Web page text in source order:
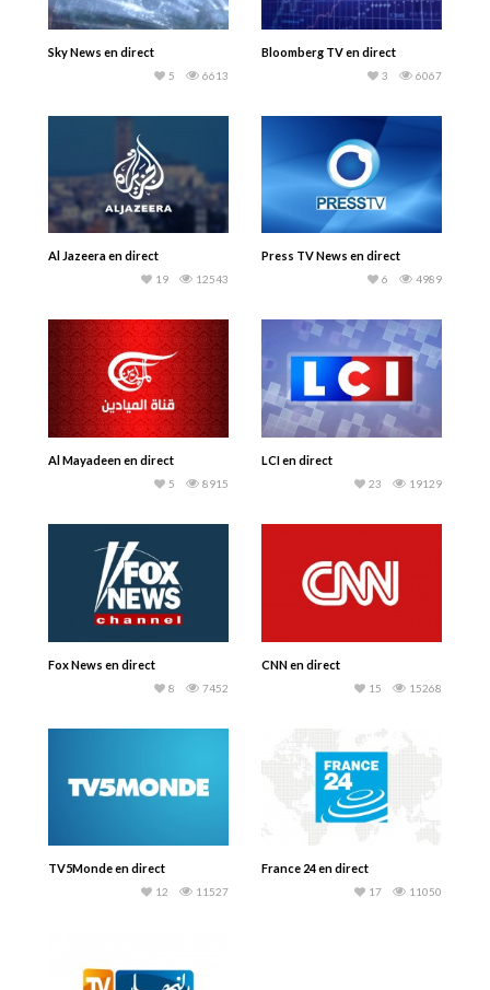
Sky News en direct
6613
5
Bloomberg TV en direct
6067
3
Al Jazeera en direct
12543
19
Press TV News en direct
4989
6
Al Mayadeen en direct
8915
5
LCI en direct
19129
23
Fox News en direct
7452
8
CNN en direct
15268
15
TV5Monde en direct
11527
12
France 24 en direct
11050
17